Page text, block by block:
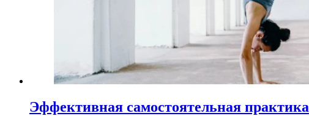
Эффективная самостоятельная практика